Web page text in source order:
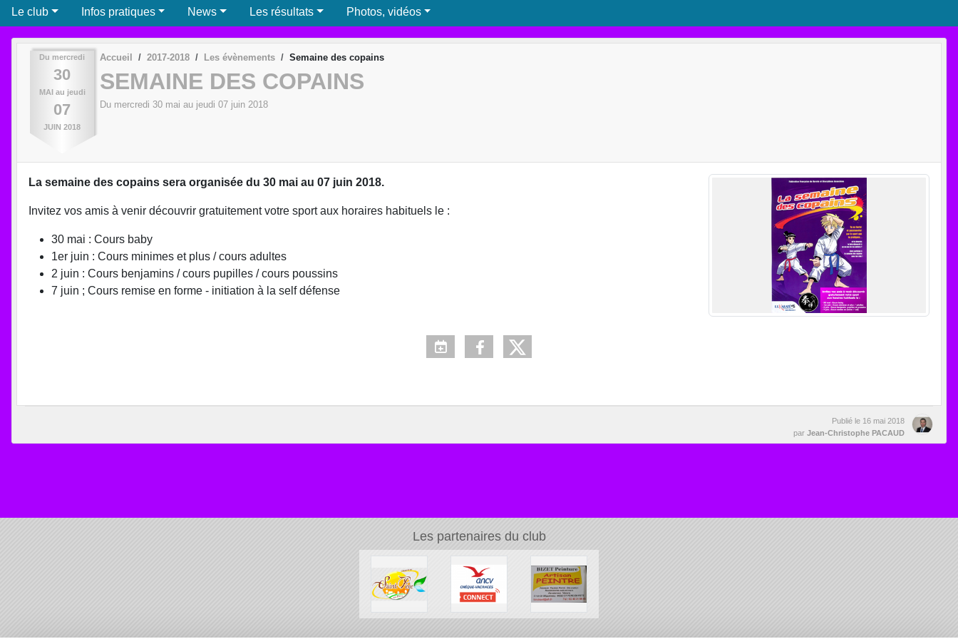
Le club Infos pratiques News Les résultats Photos, vidéos
Du mercredi
30
MAIau jeudi
07
JUIN 2018
Accueil 2017-2018 Les évènements Semaine des copains
SEMAINE DES COPAINS
Du mercredi 30 mai au jeudi 07 juin 2018
La semaine des copains sera organisée du 30 mai au 07 juin 2018.
Invitez vos amis à venir découvrir gratuitement votre sport aux horaires habituels le :
30 mai : Cours baby
1er juin : Cours minimes et plus / cours adultes
2 juin : Cours benjamins / cours pupilles / cours poussins
7 juin ; Cours remise en forme - initiation à la self défense
Publié le 16 mai 2018
par Jean-Christophe PACAUD
Les partenaires du club